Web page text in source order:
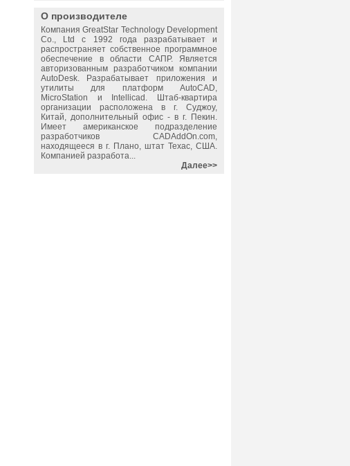
О производителе
Компания GreatStar Technology Development
Co., Ltd с 1992 года разрабатывает и
распространяет собственное программное
обеспечение в области САПР. Является
авторизованным разработчиком компании
AutoDesk. Разрабатывает приложения и
утилиты для платформ AutoCAD,
MicroStation и Intellicad. Штаб-квартира
организации расположена в г. Суджоу,
Китай, дополнительный офис - в г. Пекин.
Имеет американское подразделение
разработчиков CADAddOn.com,
находящееся в г. Плано, штат Техас, США.
Компанией разработа...
Далее>>